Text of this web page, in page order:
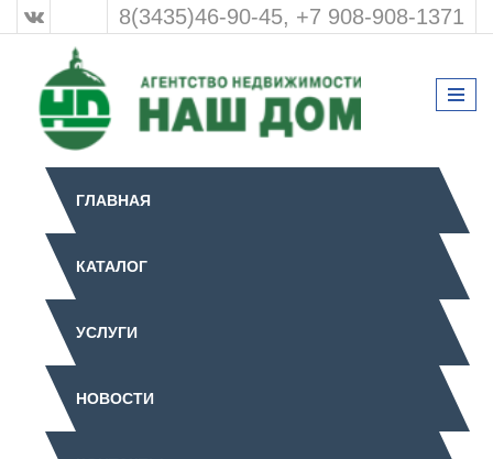
8(3435)46-90-45, +7 908-908-1371
ГЛАВНАЯ
КАТАЛОГ
УСЛУГИ
НОВОСТИ